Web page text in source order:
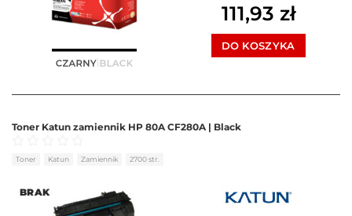
111,93 zł
DO KOSZYKA
BRAK
Toner Katun zamiennik HP 80A CF280A | Black
Oceniono
Toner Katun Zamiennik 2700 str.